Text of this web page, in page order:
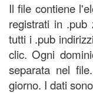
Il file contiene
registrati in .pub
tutti i .pub
clic. Ogni
separata nel
giorno. I dati